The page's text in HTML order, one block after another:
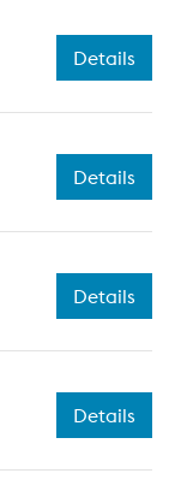
Details
Details
Details
Details